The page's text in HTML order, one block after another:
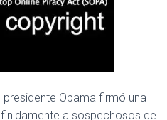
Obama firmó una
a sospechosos de